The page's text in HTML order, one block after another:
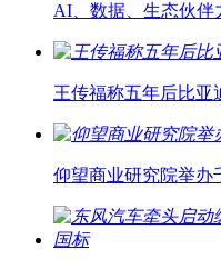
AI、数据、生态伙伴
王传福称五年后比亚
仰望商业研究院举办